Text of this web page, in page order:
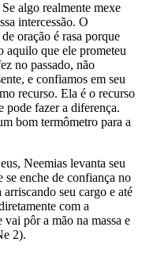
algo realmente mexe
intercessão. O
oração é rasa porque
aquilo que ele prometeu
no passado, não
e confiamos em seu
recurso. Ela é o recurso
pode fazer a diferença.
bom termômetro para a
Neemias levanta seu
enche de confiança no
seu cargo e até
com a
pôr a mão na massa e
2).